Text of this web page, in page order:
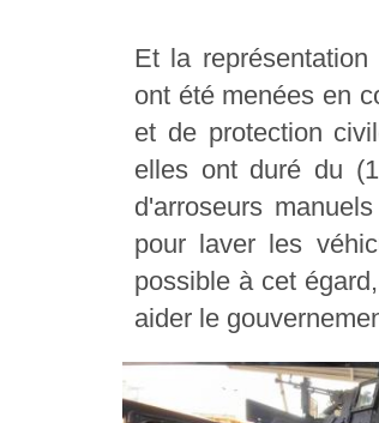
Et la
ont été menées en
et de protection
elles ont duré du
d'arroseurs
pour laver les
possible à cet
aider le